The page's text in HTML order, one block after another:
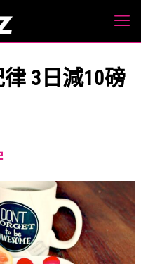
3日減10磅
Increase
size.